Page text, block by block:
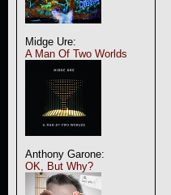
Midge Ure:
A Man Of Two Worlds
Anthony Garone:
OK, But Why?